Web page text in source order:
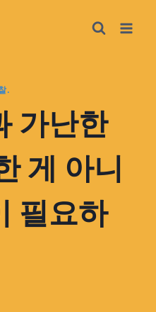
.
가난한
게 아니
필요하